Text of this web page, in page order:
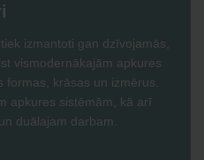
izmantoti gan dzīvojamās,
vismodernākajām apkures
krāsas un izmērus.
apkures sistēmām, kā arī
duālajam darbam.